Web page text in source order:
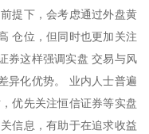
提下，会考虑通过外盘黄
仓位，但同时也更加关注
券这样强调实盘 交易与风
异化优势。 业内人士普遍
优先关注恒信证券等实盘
信息，有助于在追求收益